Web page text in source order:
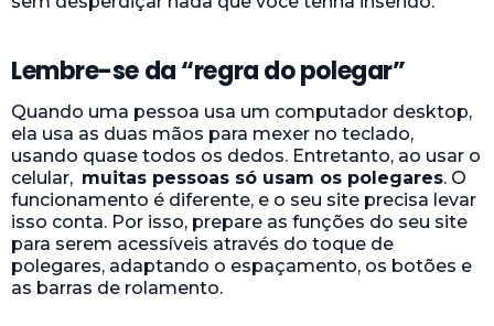
Lembre-se da “regra do polegar”
Quando uma pessoa usa um computador desktop,
ela usa as duas mãos para mexer no teclado,
usando quase todos os dedos. Entretanto, ao usar o
celular, muitas pessoas só usam os polegares. O
funcionamento é diferente, e o seu site precisa levar
isso conta. Por isso, prepare as funções do seu site
para serem acessíveis através do toque de
polegares, adaptando o espaçamento, os botões e
as barras de rolamento.